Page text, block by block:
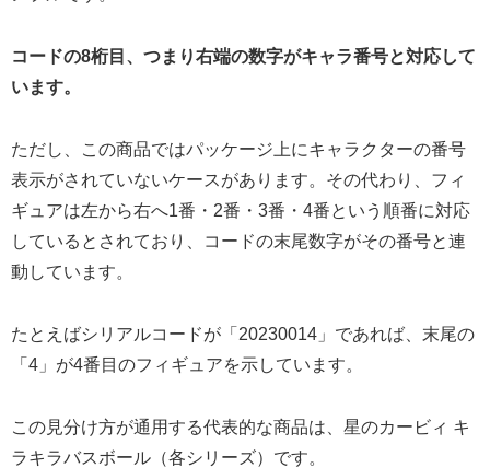
コードの8桁目、つまり右端の数字がキャラ番号と対応して
います。
ただし、この商品ではパッケージ上にキャラクターの番号
表示がされていないケースがあります。その代わり、フィ
ギュアは左から右へ1番・2番・3番・4番という順番に対応
しているとされており、コードの末尾数字がその番号と連
動しています。
たとえばシリアルコードが「20230014」であれば、末尾の
「4」が4番目のフィギュアを示しています。
この見分け方が通用する代表的な商品は、星のカービィ キ
ラキラバスボール（各シリーズ）です。